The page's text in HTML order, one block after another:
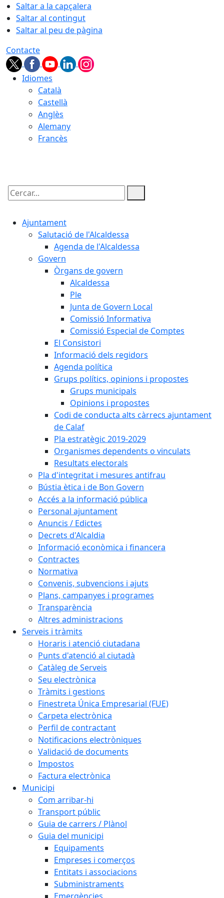
Saltar a la capçalera
Saltar al contingut
Saltar al peu de pàgina
Contacte
Idiomes
Català
Castellà
Anglès
Alemany
Francès
Cercar:
Ajuntament
Salutació de l'Alcaldessa
Agenda de l'Alcaldessa
Govern
Òrgans de govern
Alcaldessa
Ple
Junta de Govern Local
Comissió Informativa
Comissió Especial de Comptes
El Consistori
Informació dels regidors
Agenda política
Grups polítics, opinions i propostes
Grups municipals
Opinions i propostes
Codi de conducta alts càrrecs ajuntament
de Calaf
Pla estratègic 2019-2029
Organismes dependents o vinculats
Resultats electorals
Pla d'integritat i mesures antifrau
Bústia ètica i de Bon Govern
Accés a la informació pública
Personal ajuntament
Anuncis / Edictes
Decrets d'Alcaldia
Informació econòmica i financera
Contractes
Normativa
Convenis, subvencions i ajuts
Plans, campanyes i programes
Transparència
Altres administracions
Serveis i tràmits
Horaris i atenció ciutadana
Punts d'atenció al ciutadà
Catàleg de Serveis
Seu electrònica
Tràmits i gestions
Finestreta Única Empresarial (FUE)
Carpeta electrònica
Perfil de contractant
Notificacions electròniques
Validació de documents
Impostos
Factura electrònica
Municipi
Com arribar-hi
Transport públic
Guia de carrers / Plànol
Guia del municipi
Equipaments
Empreses i comerços
Entitats i associacions
Subministraments